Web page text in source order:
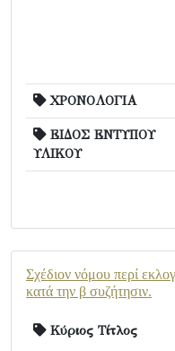
ΧΡΟΝΟΛΟΓΙΑ
ΕΙΔΟΣ ΕΝΤΥΠΟΥ
ΥΛΙΚΟΥ
Σχέδιον νόμου περί
κατά την β συζήτησιν.
Κύριος Τίτλος